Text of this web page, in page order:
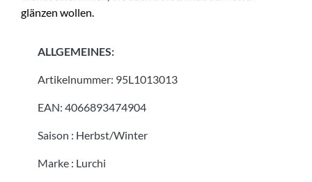
glänzen wollen.
ALLGEMEINES:
Artikelnummer: 95L1013013
EAN: 4066893474904
Saison : Herbst/Winter
Marke : Lurchi